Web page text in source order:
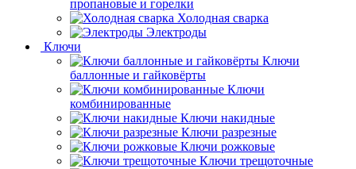
пропановые и горелки
Холодная сварка
Электроды
Ключи
Ключи
баллонные и гайковёрты
Ключи
комбинированные
Ключи накидные
Ключи разрезные
Ключи рожковые
Ключи трещоточные